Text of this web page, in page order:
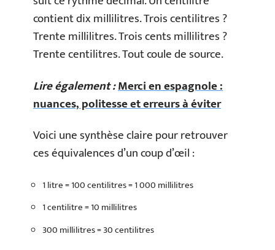
contient dix millilitres. Trois centilitres ?
Trente millilitres. Trois cents millilitres ?
Trente centilitres. Tout coule de source.
Lire également :Merci en espagnole :
nuances, politesse et erreurs à éviter
Voici une synthèse claire pour retrouver
ces équivalences d’un coup d’œil :
1 litre = 100 centilitres = 1 000 millilitres
1 centilitre = 10 millilitres
300 millilitres = 30 centilitres